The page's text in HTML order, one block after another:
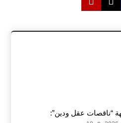
“ناقصات عقل ودين”: